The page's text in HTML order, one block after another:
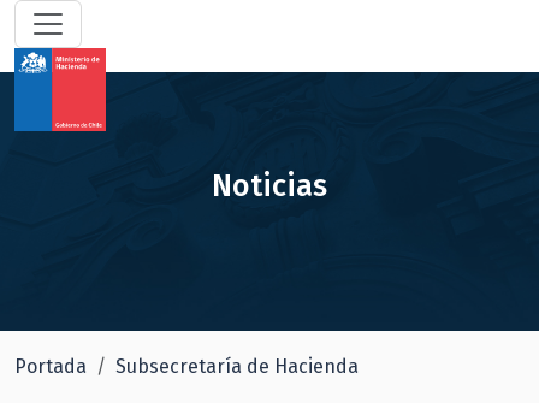
Noticias
Portada Subsecretaría de Hacienda